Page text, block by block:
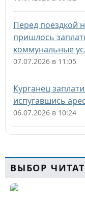
Перед поездкой
пришлось
коммунальные
07.07.2026 в 11:05
Курганец
испугавшись
06.07.2026 в 10:24
ВЫБОР